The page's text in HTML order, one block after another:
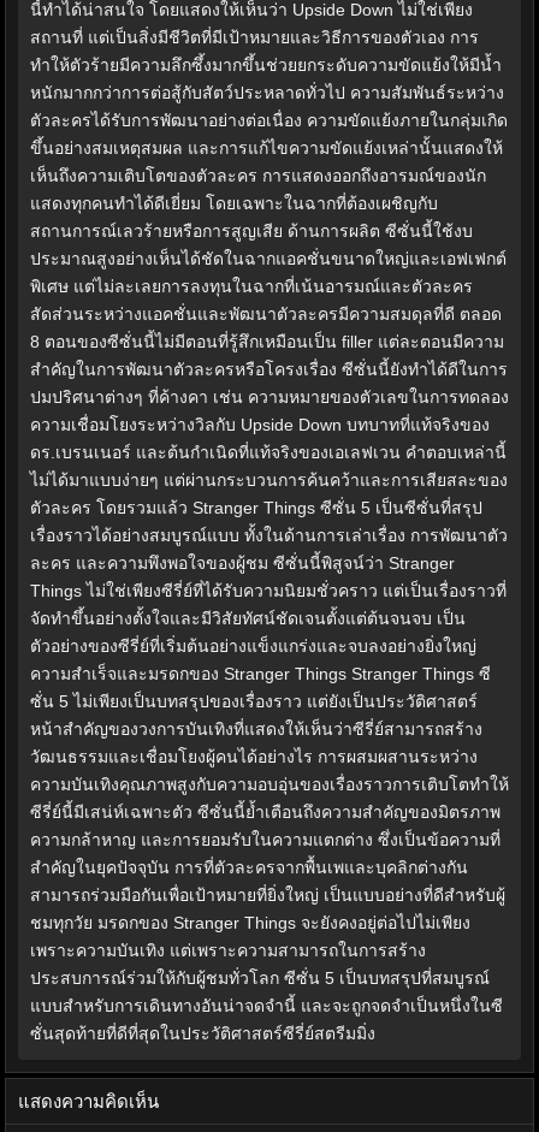
นี้ทำได้น่าสนใจ โดยแสดงให้เห็นว่า Upside Down ไม่ใช่เพียง
สถานที่ แต่เป็นสิ่งมีชีวิตที่มีเป้าหมายและวิธีการของตัวเอง การ
ทำให้ตัวร้ายมีความลึกซึ้งมากขึ้นช่วยยกระดับความขัดแย้งให้มีน้ำ
หนักมากกว่าการต่อสู้กับสัตว์ประหลาดทั่วไป ความสัมพันธ์ระหว่าง
ตัวละครได้รับการพัฒนาอย่างต่อเนื่อง ความขัดแย้งภายในกลุ่มเกิด
ขึ้นอย่างสมเหตุสมผล และการแก้ไขความขัดแย้งเหล่านั้นแสดงให้
เห็นถึงความเติบโตของตัวละคร การแสดงออกถึงอารมณ์ของนัก
แสดงทุกคนทำได้ดีเยี่ยม โดยเฉพาะในฉากที่ต้องเผชิญกับ
สถานการณ์เลวร้ายหรือการสูญเสีย ด้านการผลิต ซีซั่นนี้ใช้งบ
ประมาณสูงอย่างเห็นได้ชัดในฉากแอคชั่นขนาดใหญ่และเอฟเฟกต์
พิเศษ แต่ไม่ละเลยการลงทุนในฉากที่เน้นอารมณ์และตัวละคร
สัดส่วนระหว่างแอคชั่นและพัฒนาตัวละครมีความสมดุลที่ดี ตลอด
8 ตอนของซีซั่นนี้ไม่มีตอนที่รู้สึกเหมือนเป็น filler แต่ละตอนมีความ
สำคัญในการพัฒนาตัวละครหรือโครงเรื่อง ซีซั่นนี้ยังทำได้ดีในการ
ปมปริศนาต่างๆ ที่ค้างคา เช่น ความหมายของตัวเลขในการทดลอง
ความเชื่อมโยงระหว่างวิลกับ Upside Down บทบาทที่แท้จริงของ
ดร.เบรนเนอร์ และต้นกำเนิดที่แท้จริงของเอเลฟเวน คำตอบเหล่านี้
ไม่ได้มาแบบง่ายๆ แต่ผ่านกระบวนการค้นคว้าและการเสียสละของ
ตัวละคร โดยรวมแล้ว Stranger Things ซีซั่น 5 เป็นซีซั่นที่สรุป
เรื่องราวได้อย่างสมบูรณ์แบบ ทั้งในด้านการเล่าเรื่อง การพัฒนาตัว
ละคร และความพึงพอใจของผู้ชม ซีซั่นนี้พิสูจน์ว่า Stranger
Things ไม่ใช่เพียงซีรี่ย์ที่ได้รับความนิยมชั่วคราว แต่เป็นเรื่องราวที่
จัดทำขึ้นอย่างตั้งใจและมีวิสัยทัศน์ชัดเจนตั้งแต่ต้นจนจบ เป็น
ตัวอย่างของซีรี่ย์ที่เริ่มต้นอย่างแข็งแกร่งและจบลงอย่างยิ่งใหญ่
ความสำเร็จและมรดกของ Stranger Things Stranger Things ซี
ซั่น 5 ไม่เพียงเป็นบทสรุปของเรื่องราว แต่ยังเป็นประวัติศาสตร์
หน้าสำคัญของวงการบันเทิงที่แสดงให้เห็นว่าซีรี่ย์สามารถสร้าง
วัฒนธรรมและเชื่อมโยงผู้คนได้อย่างไร การผสมผสานระหว่าง
ความบันเทิงคุณภาพสูงกับความอบอุ่นของเรื่องราวการเติบโตทำให้
ซีรี่ย์นี้มีเสน่ห์เฉพาะตัว ซีซั่นนี้ย้ำเตือนถึงความสำคัญของมิตรภาพ
ความกล้าหาญ และการยอมรับในความแตกต่าง ซึ่งเป็นข้อความที่
สำคัญในยุคปัจจุบัน การที่ตัวละครจากพื้นเพและบุคลิกต่างกัน
สามารถร่วมมือกันเพื่อเป้าหมายที่ยิ่งใหญ่ เป็นแบบอย่างที่ดีสำหรับผู้
ชมทุกวัย มรดกของ Stranger Things จะยังคงอยู่ต่อไปไม่เพียง
เพราะความบันเทิง แต่เพราะความสามารถในการสร้าง
ประสบการณ์ร่วมให้กับผู้ชมทั่วโลก ซีซั่น 5 เป็นบทสรุปที่สมบูรณ์
แบบสำหรับการเดินทางอันน่าจดจำนี้ และจะถูกจดจำเป็นหนึ่งในซี
ซั่นสุดท้ายที่ดีที่สุดในประวัติศาสตร์ซีรี่ย์สตรีมมิ่ง
แสดงความคิดเห็น